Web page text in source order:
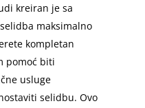
kreiran je sa
maksimalno
kompletan
pomoć biti
usluge
selidbu. Ovo